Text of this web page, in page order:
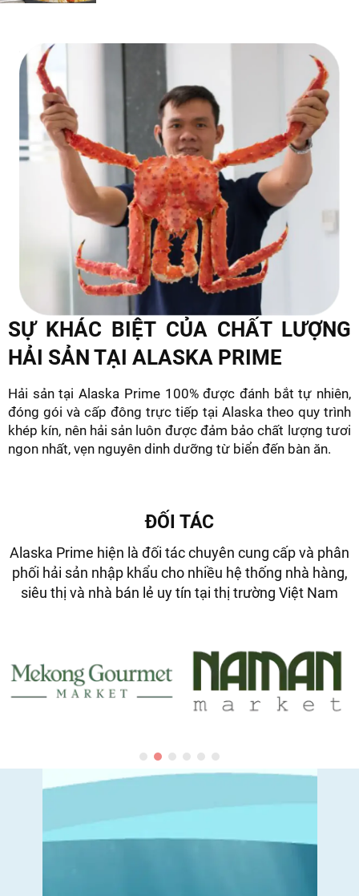
SỰ KHÁC BIỆT CỦA CHẤT LƯỢNG
HẢI SẢN TẠI ALASKA PRIME
Hải sản tại Alaska Prime 100% được đánh bắt tự nhiên,
đóng gói và cấp đông trực tiếp tại Alaska theo quy trình
khép kín, nên hải sản luôn được đảm bảo chất lượng tươi
ngon nhất, vẹn nguyên dinh dưỡng từ biển đến bàn ăn.
ĐỐI TÁC
Alaska Prime hiện là đối tác chuyên cung cấp và phân
phối hải sản nhập khẩu cho nhiều hệ thống nhà hàng,
siêu thị và nhà bán lẻ uy tín tại thị trường Việt Nam